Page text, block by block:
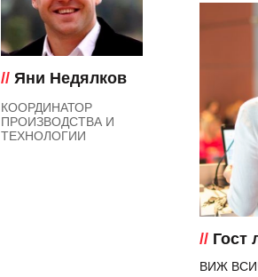
// Яни Недялков
КООРДИНАТОР
ПРОИЗВОДСТВА И
ТЕХНОЛОГИИ
//Гост
ВИЖ